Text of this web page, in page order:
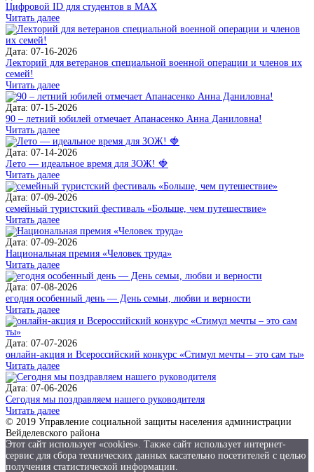
Цифровой ID для студентов в MAX
Читать далее
Дата: 07-16-2026
Лекторий для ветеранов специальной военной операции и членов их
семей!
Читать далее
Дата: 07-15-2026
90 – летний юбилей отмечает Апанасенко Анна Даниловна!
Читать далее
Дата: 07-14-2026
Лето — идеальное время для ЗОЖ! 🍓
Читать далее
Дата: 07-09-2026
семейный туристский фестиваль «Больше, чем путешествие»
Читать далее
Дата: 07-09-2026
Национальная премия «Человек труда»
Читать далее
Дата: 07-08-2026
егодня особенный день — День семьи, любви и верности
Читать далее
Дата: 07-07-2026
онлайн-акция и Всероссийский конкурс «Стимул мечты – это сам ты»
Читать далее
Дата: 07-06-2026
Сегодня мы поздравляем нашего руководителя
Читать далее
© 2019 Управление социальной защиты населения администрации
Вейделевского района
Этот сайт использует «cookies». Также сайт использует интернет-
сервис для сбора технических данных касательно посетителей с целью
получения статистической информации.